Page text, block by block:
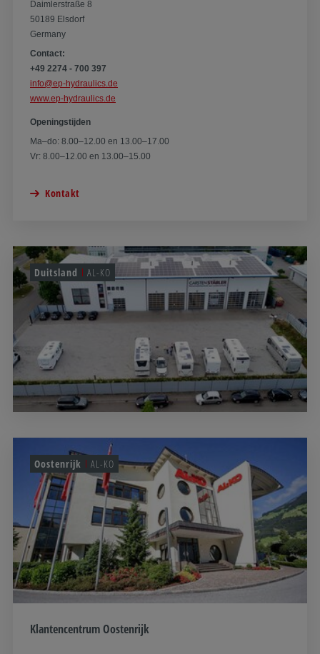
Daimlerstraße 8
50189 Elsdorf
Germany
Contact:
+49 2274 - 700 397
info@ep-hydraulics.de
www.ep-hydraulics.de
Openingstijden
Ma–do: 8.00–12.00 en 13.00–17.00
Vr: 8.00–12.00 en 13.00–15.00
Kontakt
Duitsland AL-KO
Oostenrijk AL-KO
Klantencentrum Oostenrijk